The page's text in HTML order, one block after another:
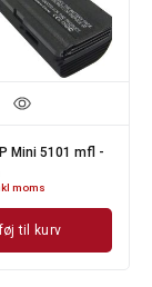
Mini 5101 mfl -
moms
til kurv